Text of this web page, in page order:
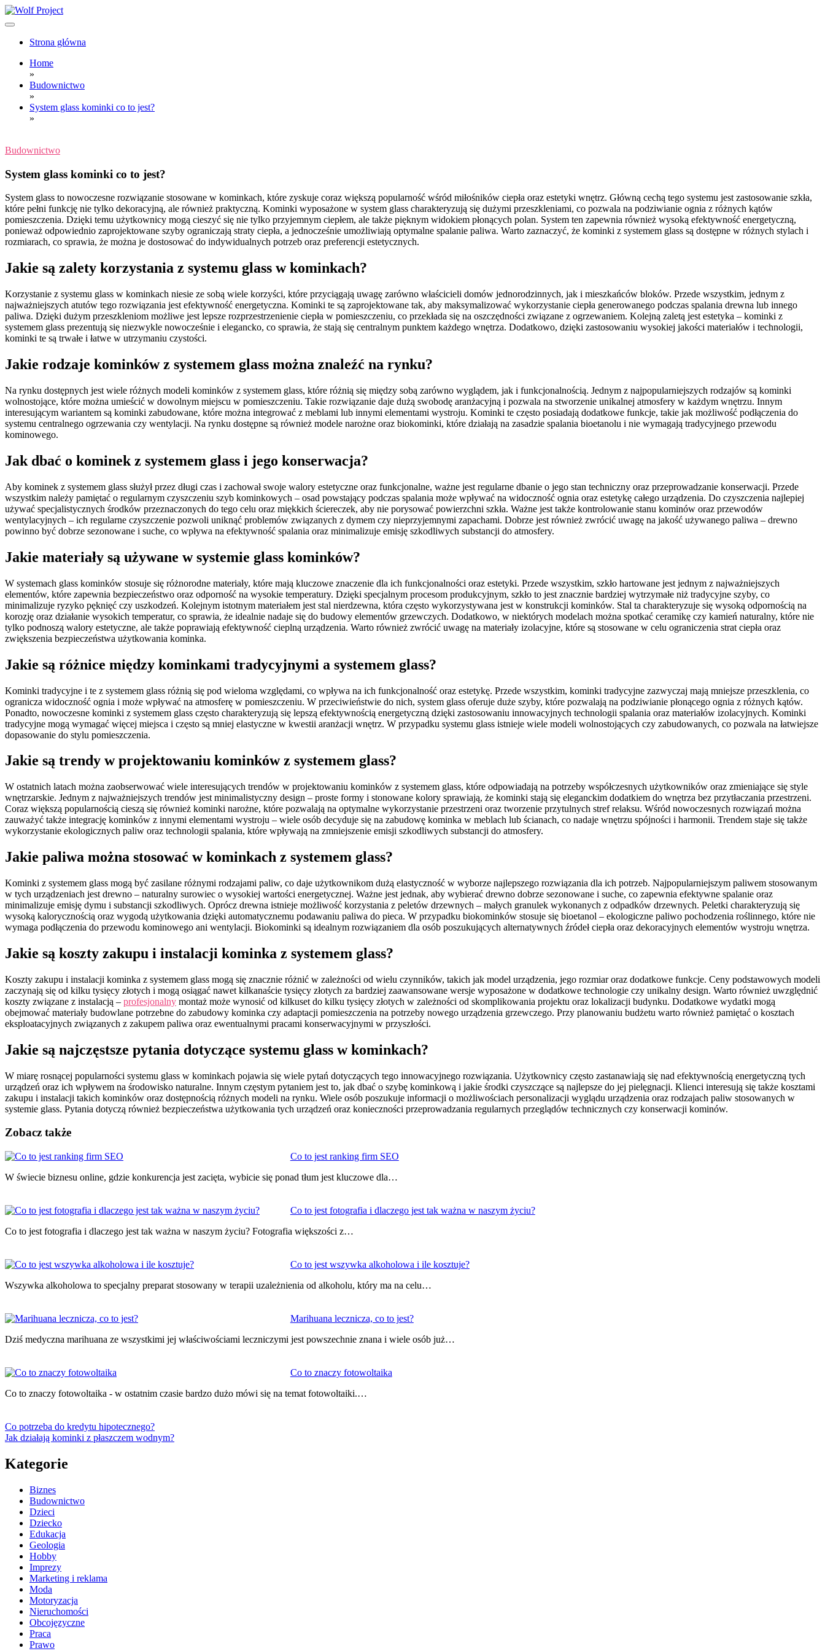
Skip
to
Wolf Project
Strona główna
Home
»
Budownictwo
»
System glass kominki co to jest?
»
Budownictwo
System glass kominki co to jest?
System glass to nowoczesne rozwiązanie stosowane w kominkach, które zyskuje coraz większą popularność wśród miłośników ciepła oraz estetyki wnętrz. Główną cechą tego systemu jest zastosowanie szkła,
które pełni funkcję nie tylko dekoracyjną, ale również praktyczną. Kominki wyposażone w system glass charakteryzują się dużymi przeszkleniami, co pozwala na podziwianie ognia z różnych kątów
pomieszczenia. Dzięki temu użytkownicy mogą cieszyć się nie tylko przyjemnym ciepłem, ale także pięknym widokiem płonących polan. System ten zapewnia również wysoką efektywność energetyczną,
ponieważ odpowiednio zaprojektowane szyby ograniczają straty ciepła, a jednocześnie umożliwiają optymalne spalanie paliwa. Warto zaznaczyć, że kominki z systemem glass są dostępne w różnych stylach i
rozmiarach, co sprawia, że można je dostosować do indywidualnych potrzeb oraz preferencji estetycznych.
Jakie są zalety korzystania z systemu glass w kominkach?
Korzystanie z systemu glass w kominkach niesie ze sobą wiele korzyści, które przyciągają uwagę zarówno właścicieli domów jednorodzinnych, jak i mieszkańców bloków. Przede wszystkim, jednym z
najważniejszych atutów tego rozwiązania jest efektywność energetyczna. Kominki te są zaprojektowane tak, aby maksymalizować wykorzystanie ciepła generowanego podczas spalania drewna lub innego
paliwa. Dzięki dużym przeszkleniom możliwe jest lepsze rozprzestrzenienie ciepła w pomieszczeniu, co przekłada się na oszczędności związane z ogrzewaniem. Kolejną zaletą jest estetyka – kominki z
systemem glass prezentują się niezwykle nowocześnie i elegancko, co sprawia, że stają się centralnym punktem każdego wnętrza. Dodatkowo, dzięki zastosowaniu wysokiej jakości materiałów i technologii,
kominki te są trwałe i łatwe w utrzymaniu czystości.
Jakie rodzaje kominków z systemem glass można znaleźć na rynku?
Na rynku dostępnych jest wiele różnych modeli kominków z systemem glass, które różnią się między sobą zarówno wyglądem, jak i funkcjonalnością. Jednym z najpopularniejszych rodzajów są kominki
wolnostojące, które można umieścić w dowolnym miejscu w pomieszczeniu. Takie rozwiązanie daje dużą swobodę aranżacyjną i pozwala na stworzenie unikalnej atmosfery w każdym wnętrzu. Innym
interesującym wariantem są kominki zabudowane, które można integrować z meblami lub innymi elementami wystroju. Kominki te często posiadają dodatkowe funkcje, takie jak możliwość podłączenia do
systemu centralnego ogrzewania czy wentylacji. Na rynku dostępne są również modele narożne oraz biokominki, które działają na zasadzie spalania bioetanolu i nie wymagają tradycyjnego przewodu
kominowego.
Jak dbać o kominek z systemem glass i jego konserwacja?
Aby kominek z systemem glass służył przez długi czas i zachował swoje walory estetyczne oraz funkcjonalne, ważne jest regularne dbanie o jego stan techniczny oraz przeprowadzanie konserwacji. Przede
wszystkim należy pamiętać o regularnym czyszczeniu szyb kominkowych – osad powstający podczas spalania może wpływać na widoczność ognia oraz estetykę całego urządzenia. Do czyszczenia najlepiej
używać specjalistycznych środków przeznaczonych do tego celu oraz miękkich ściereczek, aby nie porysować powierzchni szkła. Ważne jest także kontrolowanie stanu kominów oraz przewodów
wentylacyjnych – ich regularne czyszczenie pozwoli uniknąć problemów związanych z dymem czy nieprzyjemnymi zapachami. Dobrze jest również zwrócić uwagę na jakość używanego paliwa – drewno
powinno być dobrze sezonowane i suche, co wpływa na efektywność spalania oraz minimalizuje emisję szkodliwych substancji do atmosfery.
Jakie materiały są używane w systemie glass kominków?
W systemach glass kominków stosuje się różnorodne materiały, które mają kluczowe znaczenie dla ich funkcjonalności oraz estetyki. Przede wszystkim, szkło hartowane jest jednym z najważniejszych
elementów, które zapewnia bezpieczeństwo oraz odporność na wysokie temperatury. Dzięki specjalnym procesom produkcyjnym, szkło to jest znacznie bardziej wytrzymałe niż tradycyjne szyby, co
minimalizuje ryzyko pęknięć czy uszkodzeń. Kolejnym istotnym materiałem jest stal nierdzewna, która często wykorzystywana jest w konstrukcji kominków. Stal ta charakteryzuje się wysoką odpornością na
korozję oraz działanie wysokich temperatur, co sprawia, że idealnie nadaje się do budowy elementów grzewczych. Dodatkowo, w niektórych modelach można spotkać ceramikę czy kamień naturalny, które nie
tylko podnoszą walory estetyczne, ale także poprawiają efektywność cieplną urządzenia. Warto również zwrócić uwagę na materiały izolacyjne, które są stosowane w celu ograniczenia strat ciepła oraz
zwiększenia bezpieczeństwa użytkowania kominka.
Jakie są różnice między kominkami tradycyjnymi a systemem glass?
Kominki tradycyjne i te z systemem glass różnią się pod wieloma względami, co wpływa na ich funkcjonalność oraz estetykę. Przede wszystkim, kominki tradycyjne zazwyczaj mają mniejsze przeszklenia, co
ogranicza widoczność ognia i może wpływać na atmosferę w pomieszczeniu. W przeciwieństwie do nich, system glass oferuje duże szyby, które pozwalają na podziwianie płonącego ognia z różnych kątów.
Ponadto, nowoczesne kominki z systemem glass często charakteryzują się lepszą efektywnością energetyczną dzięki zastosowaniu innowacyjnych technologii spalania oraz materiałów izolacyjnych. Kominki
tradycyjne mogą wymagać więcej miejsca i często są mniej elastyczne w kwestii aranżacji wnętrz. W przypadku systemu glass istnieje wiele modeli wolnostojących czy zabudowanych, co pozwala na łatwiejsze
dopasowanie do stylu pomieszczenia.
Jakie są trendy w projektowaniu kominków z systemem glass?
W ostatnich latach można zaobserwować wiele interesujących trendów w projektowaniu kominków z systemem glass, które odpowiadają na potrzeby współczesnych użytkowników oraz zmieniające się style
wnętrzarskie. Jednym z najważniejszych trendów jest minimalistyczny design – proste formy i stonowane kolory sprawiają, że kominki stają się eleganckim dodatkiem do wnętrza bez przytłaczania przestrzeni.
Coraz większą popularnością cieszą się również kominki narożne, które pozwalają na optymalne wykorzystanie przestrzeni oraz tworzenie przytulnych stref relaksu. Wśród nowoczesnych rozwiązań można
zauważyć także integrację kominków z innymi elementami wystroju – wiele osób decyduje się na zabudowę kominka w meblach lub ścianach, co nadaje wnętrzu spójności i harmonii. Trendem staje się także
wykorzystanie ekologicznych paliw oraz technologii spalania, które wpływają na zmniejszenie emisji szkodliwych substancji do atmosfery.
Jakie paliwa można stosować w kominkach z systemem glass?
Kominki z systemem glass mogą być zasilane różnymi rodzajami paliw, co daje użytkownikom dużą elastyczność w wyborze najlepszego rozwiązania dla ich potrzeb. Najpopularniejszym paliwem stosowanym
w tych urządzeniach jest drewno – naturalny surowiec o wysokiej wartości energetycznej. Ważne jest jednak, aby wybierać drewno dobrze sezonowane i suche, co zapewnia efektywne spalanie oraz
minimalizuje emisję dymu i substancji szkodliwych. Oprócz drewna istnieje możliwość korzystania z peletów drzewnych – małych granulek wykonanych z odpadków drzewnych. Peletki charakteryzują się
wysoką kalorycznością oraz wygodą użytkowania dzięki automatycznemu podawaniu paliwa do pieca. W przypadku biokominków stosuje się bioetanol – ekologiczne paliwo pochodzenia roślinnego, które nie
wymaga podłączenia do przewodu kominowego ani wentylacji. Biokominki są idealnym rozwiązaniem dla osób poszukujących alternatywnych źródeł ciepła oraz dekoracyjnych elementów wystroju wnętrza.
Jakie są koszty zakupu i instalacji kominka z systemem glass?
Koszty zakupu i instalacji kominka z systemem glass mogą się znacznie różnić w zależności od wielu czynników, takich jak model urządzenia, jego rozmiar oraz dodatkowe funkcje. Ceny podstawowych modeli
zaczynają się od kilku tysięcy złotych i mogą osiągać nawet kilkanaście tysięcy złotych za bardziej zaawansowane wersje wyposażone w dodatkowe technologie czy unikalny design. Warto również uwzględnić
koszty związane z instalacją – profesjonalny montaż może wynosić od kilkuset do kilku tysięcy złotych w zależności od skomplikowania projektu oraz lokalizacji budynku. Dodatkowe wydatki mogą
obejmować materiały budowlane potrzebne do zabudowy kominka czy adaptacji pomieszczenia na potrzeby nowego urządzenia grzewczego. Przy planowaniu budżetu warto również pamiętać o kosztach
eksploatacyjnych związanych z zakupem paliwa oraz ewentualnymi pracami konserwacyjnymi w przyszłości.
Jakie są najczęstsze pytania dotyczące systemu glass w kominkach?
W miarę rosnącej popularności systemu glass w kominkach pojawia się wiele pytań dotyczących tego innowacyjnego rozwiązania. Użytkownicy często zastanawiają się nad efektywnością energetyczną tych
urządzeń oraz ich wpływem na środowisko naturalne. Innym częstym pytaniem jest to, jak dbać o szybę kominkową i jakie środki czyszczące są najlepsze do jej pielęgnacji. Klienci interesują się także kosztami
zakupu i instalacji takich kominków oraz dostępnością różnych modeli na rynku. Wiele osób poszukuje informacji o możliwościach personalizacji wyglądu urządzenia oraz rodzajach paliw stosowanych w
systemie glass. Pytania dotyczą również bezpieczeństwa użytkowania tych urządzeń oraz konieczności przeprowadzania regularnych przeglądów technicznych czy konserwacji kominów.
Zobacz także
Co to jest ranking firm SEO
W świecie biznesu online, gdzie konkurencja jest zacięta, wybicie się ponad tłum jest kluczowe dla…
Co to jest fotografia i dlaczego jest tak ważna w naszym życiu?
Co to jest fotografia i dlaczego jest tak ważna w naszym życiu? Fotografia większości z…
Co to jest wszywka alkoholowa i ile kosztuje?
Wszywka alkoholowa to specjalny preparat stosowany w terapii uzależnienia od alkoholu, który ma na celu…
Marihuana lecznicza, co to jest?
Dziś medyczna marihuana ze wszystkimi jej właściwościami leczniczymi jest powszechnie znana i wiele osób już…
Co to znaczy fotowoltaika
Co to znaczy fotowoltaika - w ostatnim czasie bardzo dużo mówi się na temat fotowoltaiki.…
Nawigacja
wpisu
Co potrzeba do kredytu hipotecznego?
Jak działają kominki z płaszczem wodnym?
Kategorie
Biznes
Budownictwo
Dzieci
Dziecko
Edukacja
Geologia
Hobby
Imprezy
Marketing i reklama
Moda
Motoryzacja
Nieruchomości
Obcojęzyczne
Praca
Prawo